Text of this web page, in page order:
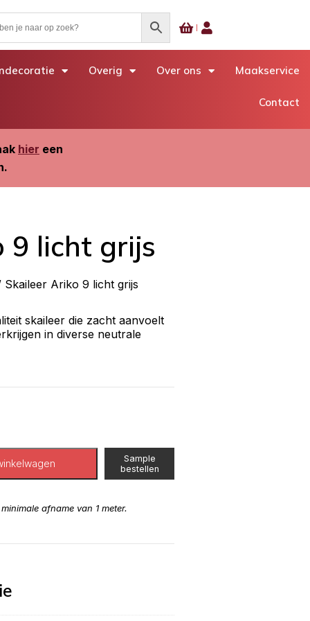
Overig Over ons Maakservice
Contact
hier een
9 licht grijs
Ariko 9 licht grijs
skaileer die zacht aanvoelt
in diverse neutrale
Sample
bestellen
afname van 1 meter.